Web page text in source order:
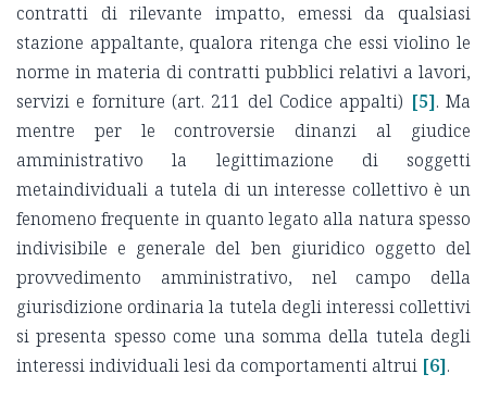
contratti di rilevante impatto, emessi da qualsiasi
stazione appaltante, qualora ritenga che essi violino le
norme in materia di contratti pubblici relativi a lavori,
servizi e forniture (art. 211 del Codice appalti) [5]. Ma
mentre per le controversie dinanzi al giudice
amministrativo la legittimazione di soggetti
metaindividuali a tutela di un interesse collettivo è un
fenomeno frequente in quanto legato alla natura spesso
indivisibile e generale del ben giuridico oggetto del
provvedimento amministrativo, nel campo della
giurisdizione ordinaria la tutela degli interessi collettivi
si presenta spesso come una somma della tutela degli
interessi individuali lesi da comportamenti altrui [6].